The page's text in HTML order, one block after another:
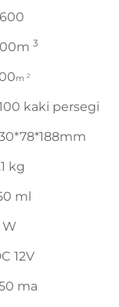
3
m 2
kaki persegi
kg
ml
W
12V
ma